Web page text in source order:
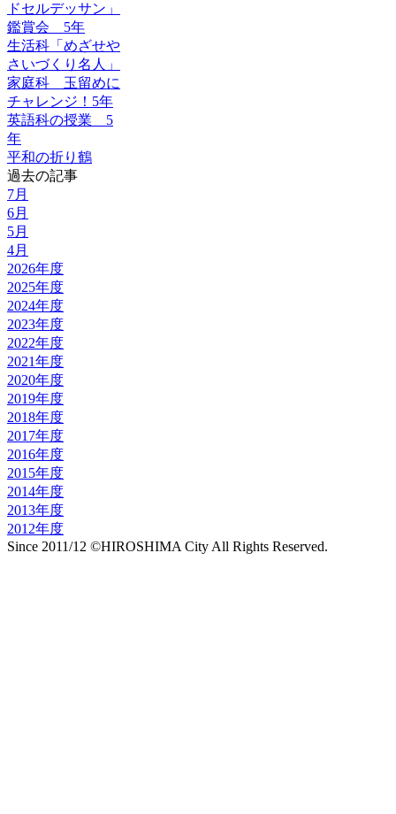
ドセルデッサン」
鑑賞会 5年
生活科「めざせや
さいづくり名人」
家庭科 玉留めに
チャレンジ！5年
英語科の授業 5
年
平和の折り鶴
過去の記事
7月
6月
5月
4月
2026年度
2025年度
2024年度
2023年度
2022年度
2021年度
2020年度
2019年度
2018年度
2017年度
2016年度
2015年度
2014年度
2013年度
2012年度
Since 2011/12 ©HIROSHIMA City All Rights Reserved.